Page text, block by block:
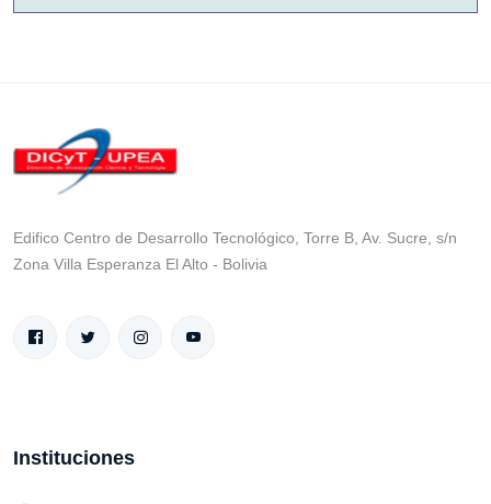
Edifico Centro de Desarrollo Tecnológico, Torre B, Av. Sucre, s/n
Zona Villa Esperanza El Alto - Bolivia
Instituciones